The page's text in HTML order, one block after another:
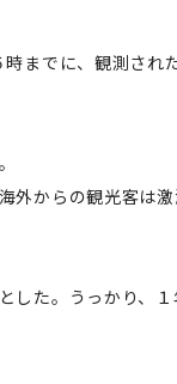
までに、観測され
外からの観光客は
した。うっかり、